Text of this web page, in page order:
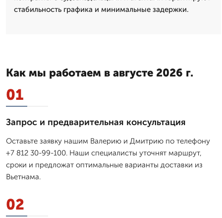
стабильность графика и минимальные задержки.
Как мы работаем в августе 2026 г.
01
Запрос и предварительная консультация
Оставьте заявку нашим Валерию и Дмитрию по телефону
+7 812 30-99-100. Наши специалисты уточнят маршрут,
сроки и предложат оптимальные варианты доставки из
Вьетнама.
02